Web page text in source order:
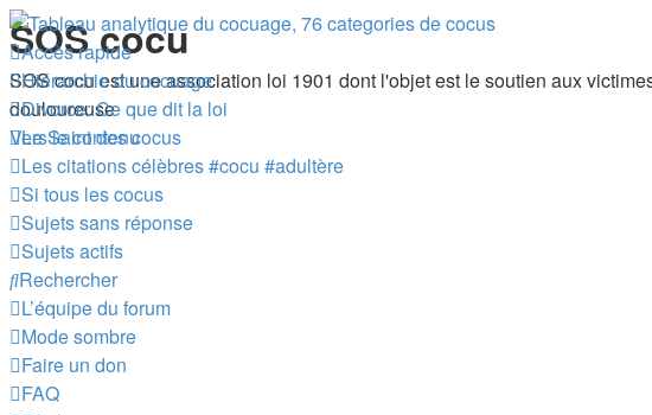
SOS cocu
SOS cocu est une association loi 1901 dont l'objet est le soutien aux
douloureuse
Vers le contenu
Accès rapide
Hiérarchie du cocuage
Divorce: Ce que dit la loi
Le Saint des cocus
Les citations célèbres #cocu #adultère
Si tous les cocus
Sujets sans réponse
Sujets actifs
Rechercher
L’équipe du forum
Mode sombre
Faire un don
FAQ